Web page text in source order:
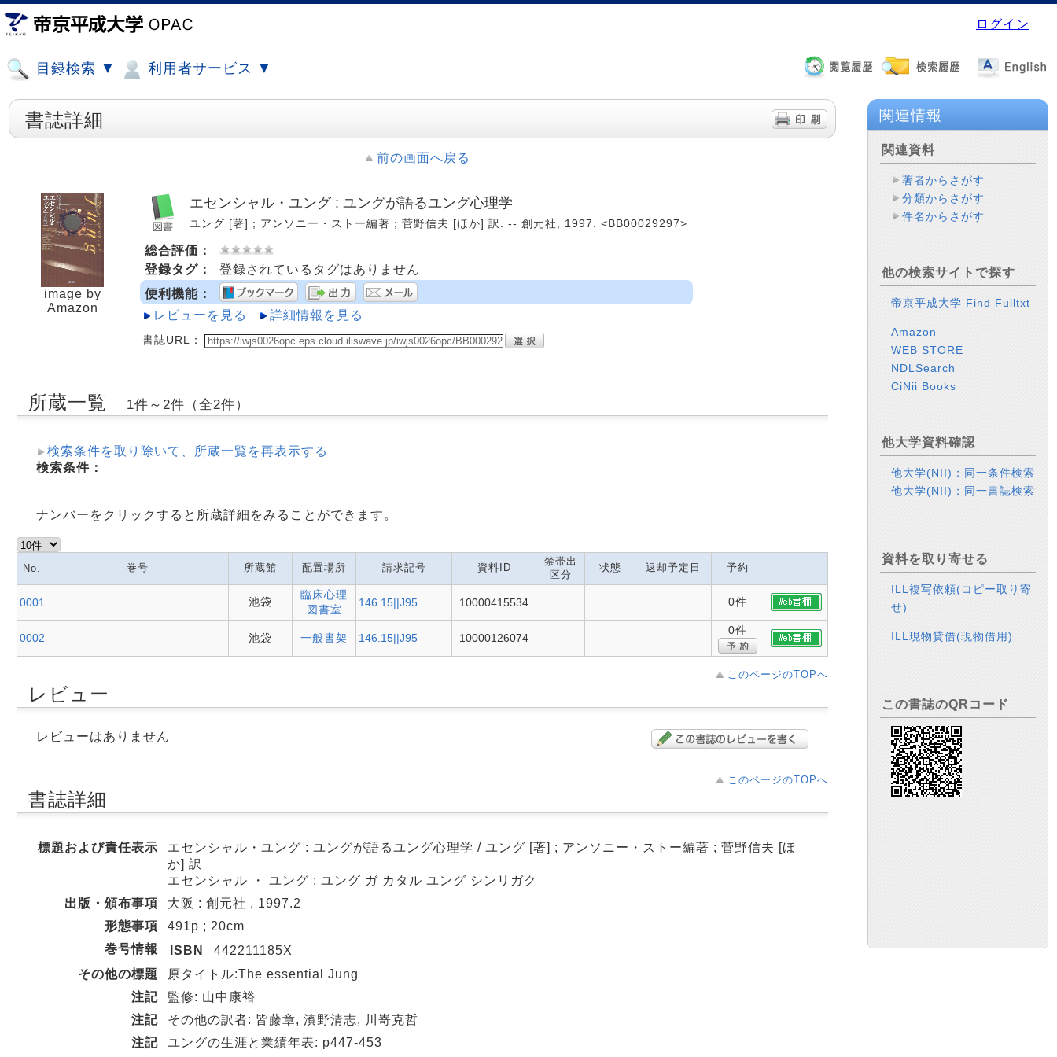
ログイン
目録検索 ▼ 利用者サービス ▼
書誌詳細
前の画面へ戻る
image by
Amazon
エセンシャル・ユング : ユングが語るユング心理学
ユング [著] ; アンソニー・ストー編著 ; 菅野信夫 [ほか] 訳. -- 創元社, 1997. <BB00029297>
総合評価：
登録タグ：
登録されているタグはありません
便利機能：
レビューを見る
詳細情報を見る
書誌URL：
所蔵一覧 1件～2件（全2件）
検索条件を取り除いて、所蔵一覧を再表示する
検索条件：
ナンバーをクリックすると所蔵詳細をみることができます。
No. 巻号 所蔵館 配置場所 請求記号 資料ID
禁帯出
区分
状態 返却予定日 予約
0001 池袋
臨床心理
図書室
146.15||J95 10000415534 0件
0002 池袋 一般書架 146.15||J95 10000126074
0件
このページのTOPへ
レビュー
レビューはありません
このページのTOPへ
書誌詳細
標題および責任表示
エセンシャル・ユング : ユングが語るユング心理学 / ユング [著] ; アンソニー・ストー編著 ; 菅野信夫 [ほ
か] 訳
エセンシャル ・ ユング : ユング ガ カタル ユング シンリガク
出版・頒布事項
大阪 : 創元社 , 1997.2
形態事項
491p ; 20cm
巻号情報
ISBN
442211185X
その他の標題
原タイトル:The essential Jung
注記
監修: 山中康裕
注記
その他の訳者: 皆藤章, 濱野清志, 川嵜克哲
注記
ユングの生涯と業績年表: p447-453
関連情報
関連資料
著者からさがす
分類からさがす
件名からさがす
他の検索サイトで探す
帝京平成大学 Find Fulltxt
Amazon
WEB STORE
NDLSearch
CiNii Books
他大学資料確認
他大学(NII)：同一条件検索
他大学(NII)：同一書誌検索
資料を取り寄せる
ILL複写依頼(コピー取り寄
せ)
ILL現物貸借(現物借用)
この書誌のQRコード